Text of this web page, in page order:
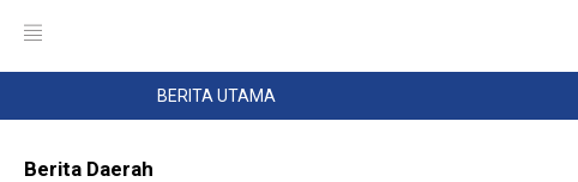
BERITA UTAMA
Berita Daerah